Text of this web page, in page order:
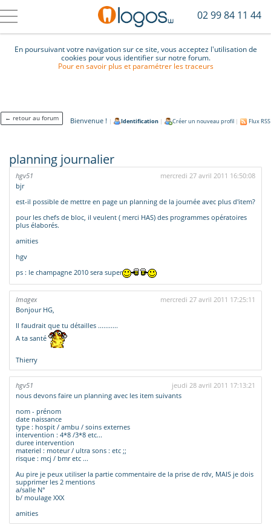
En poursuivant votre navigation sur ce site, vous acceptez l'utilisation de
cookies pour vous identifier sur notre forum.
Pour en savoir plus et paramétrer les traceurs
02 99 84 11 44
← retour au forum Bienvenue ! | Identification | Créer un nouveau profil | Flux RSS
planning journalier
hgv51
mercredi 27 avril 2011 16:50:08
bjr
est-il possible de mettre en page un planning de la journée avec plus d'item?
pour les chefs de bloc, il veulent ( merci HAS) des programmes opératoires
plus élaborés.
amities
hgv
ps : le champagne 2010 sera super
Imagex
mercredi 27 avril 2011 17:25:11
Bonjour HG,
Il faudrait que tu détailles ...........
A ta santé
Thierry
hgv51
jeudi 28 avril 2011 17:13:21
nous devons faire un planning avec les item suivants
nom - prénom
date naissance
type : hospit / ambu / soins externes
intervention : 4*8 /3*8 etc...
duree intervention
materiel : moteur / ultra sons : etc ;;
risque : mcj / bmr etc ...
Au pire je peux utiliser la partie commentaire de la prise de rdv, MAIS je dois
supprimer les 2 mentions
a/salle N°
b/ moulage XXX
amities